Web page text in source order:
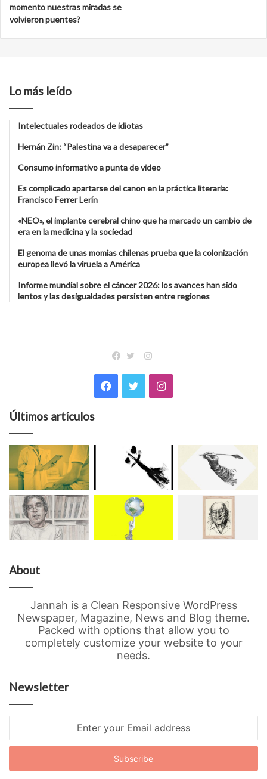
momento nuestras miradas se
volvieron puentes?
Lo más leído
Intelectuales rodeados de idiotas
Hernán Zin: “Palestina va a desaparecer”
Consumo informativo a punta de video
Es complicado apartarse del canon en la práctica literaria:
Francisco Ferrer Lerín
«NEO», el implante cerebral chino que ha marcado un cambio de
era en la medicina y la sociedad
El genoma de unas momias chilenas prueba que la colonización
europea llevó la viruela a América
Informe mundial sobre el cáncer 2026: los avances han sido
lentos y las desigualdades persisten entre regiones
Instagram
Facebook
TwitterInstagram
Últimos artículos
About
Jannah is a Clean Responsive WordPress
Newspaper, Magazine, News and Blog theme.
Packed with options that allow you to
completely customize your website to your
needs.
Newsletter
Email